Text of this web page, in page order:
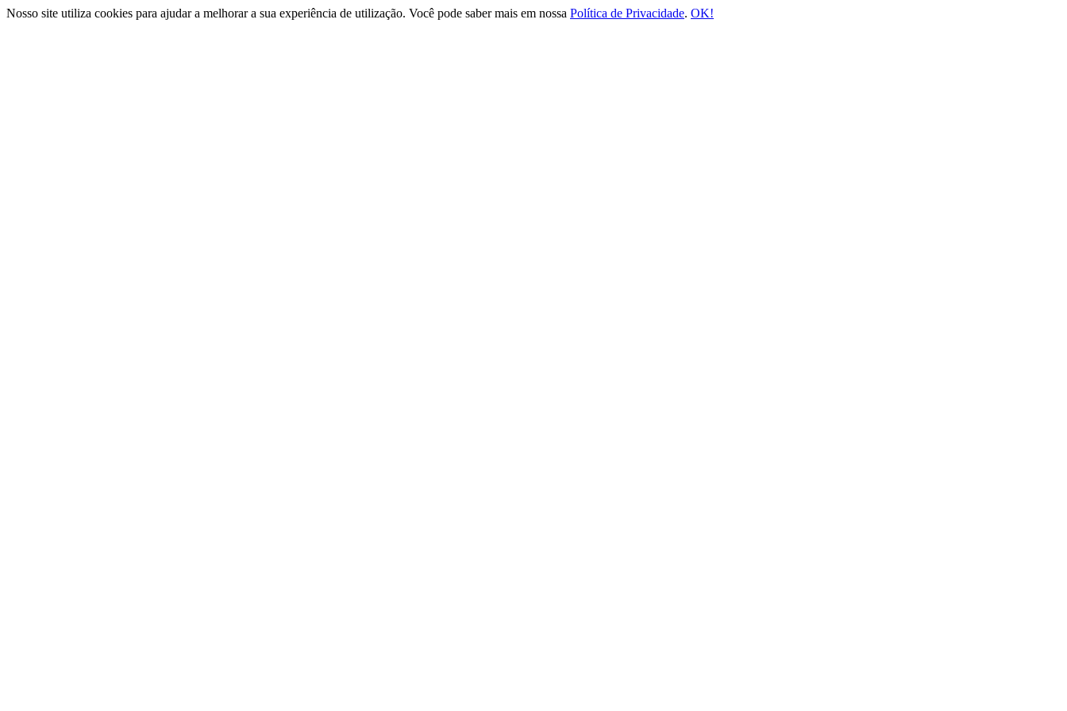
Nosso site utiliza cookies para ajudar a melhorar a sua experiência de utilização. Você pode saber mais em nossa Política de Privacidade. OK!